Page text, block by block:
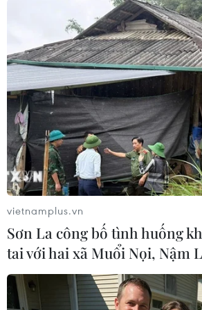
Bị cáo Nguyễn Thị Hồng Nga (nguyên
thí và Quản lý chất lượng, Sở Giáo dục
tại phiên tòa ngày 24/5. (Ảnh: Hữu
Ngày 11/6, bị cáo Nguyễn Thị
chuyên viên Phòng Khảo thí và
lượng giáo dục (Sở Giáo dục và
La) có đơn kháng cáo với nội
hình phạt đối với tội danh
vietnamplus.vn
Sơn La công bố tình huống
tai với hai xã Muổi Nọi, Nậm